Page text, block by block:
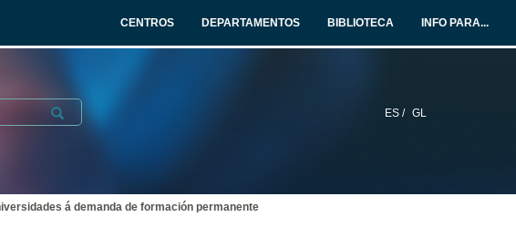
CENTROS DEPARTAMENTOS BIBLIOTECA INFO PARA...
ES / GL
Submit
á demanda de formación permanente
Quenda de preguntas